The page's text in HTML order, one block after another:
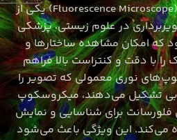
میکروسکوپ فلورسانس (Fluorescence Microscope) یکی از
در علوم زیستی، پزشکی
امکان مشاهده ساختارها و
با دقت و کنتراست بالا فراهم
نوری معمولی که تصویر را
تشکیل می‌دهند، میکروسکوپ
برای شناسایی و نمایش
می‌کند. این ویژگی باعث می‌شود